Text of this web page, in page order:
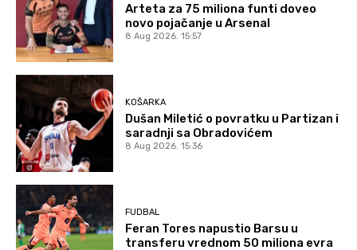
Arteta za 75 miliona funti doveo
novo pojačanje u Arsenal
8 Aug 2026. 15:57
KOŠARKA
Dušan Miletić o povratku u Partizan i
saradnji sa Obradovićem
8 Aug 2026. 15:36
FUDBAL
Feran Tores napustio Barsu u
transferu vrednom 50 miliona evra